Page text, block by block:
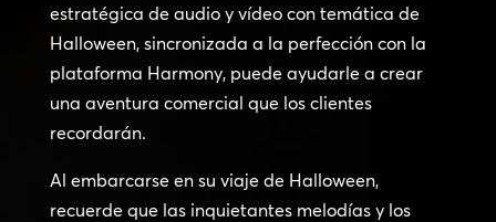
estratégica de audio y vídeo con temática de
Halloween, sincronizada a la perfección con la
plataforma Harmony, puede ayudarle a crear
una aventura comercial que los clientes
recordarán.
Al embarcarse en su viaje de Halloween,
recuerde que las inquietantes melodías y los